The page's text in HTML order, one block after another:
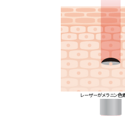
レーザーがメラニン色